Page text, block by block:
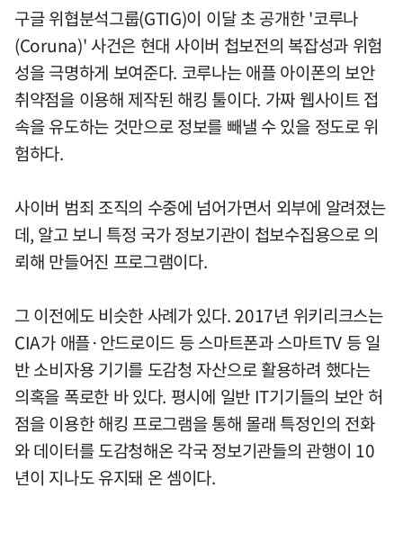
구글 위협분석그룹(GTIG)이 이달 초 공개한 '코루나
(Coruna)' 사건은 현대 사이버 첩보전의 복잡성과 위험
성을 극명하게 보여준다. 코루나는 애플 아이폰의 보안
취약점을 이용해 제작된 해킹 툴이다. 가짜 웹사이트 접
속을 유도하는 것만으로 정보를 빼낼 수 있을 정도로 위
험하다.
사이버 범죄 조직의 수중에 넘어가면서 외부에 알려졌는
데, 알고 보니 특정 국가 정보기관이 첩보수집용으로 의
뢰해 만들어진 프로그램이다.
그 이전에도 비슷한 사례가 있다. 2017년 위키리크스는
CIA가 애플·안드로이드 등 스마트폰과 스마트TV 등 일
반 소비자용 기기를 도감청 자산으로 활용하려 했다는
의혹을 폭로한 바 있다. 평시에 일반 IT기기들의 보안 허
점을 이용한 해킹 프로그램을 통해 몰래 특정인의 전화
와 데이터를 도감청해온 각국 정보기관들의 관행이 10
년이 지나도 유지돼 온 셈이다.